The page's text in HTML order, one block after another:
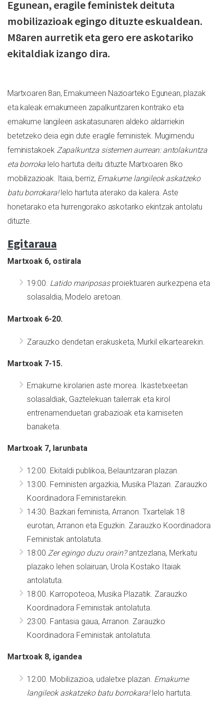
Egunean, eragile feministek deituta
mobilizazioak egingo dituzte eskualdean.
M8aren aurretik eta gero ere askotariko
ekitaldiak izango dira.
Martxoaren 8an, Emakumeen Nazioarteko Egunean, plazak
eta kaleak emakumeen zapalkuntzaren kontrako eta
emakume langileen askatasunaren aldeko aldarriekin
betetzeko deia egin dute eragile feministek. Mugimendu
feministakoek Zapalkuntza sistemen aurrean: antolakuntza
eta borroka lelo hartuta deitu dituzte Martxoaren 8ko
mobilizazioak. Itaia, berriz, Emakume langileok askatzeko
batu borrokara!lelo hartuta aterako da kalera. Aste
honetarako eta hurrengorako askotariko ekintzak antolatu
dituzte.
Egitaraua
Martxoak 6, ostirala
19:00. Latido mariposasproiektuaren aurkezpena eta
solasaldia, Modelo aretoan.
Martxoak 6-20.
Zarauzko dendetan erakusketa, Murkil elkartearekin.
Martxoak 7-15.
Emakume kirolarien aste morea. Ikastetxeetan
solasaldiak, Gaztelekuan tailerrak eta kirol
entrenamenduetan grabazioak eta kamiseten
banaketa.
Martxoak 7, larunbata
12:00. Ekitaldi publikoa, Belauntzaran plazan.
13:00. Feministen argazkia, Musika Plazan. Zarauzko
Koordinadora Feministarekin.
14:30. Bazkari feminista, Arranon. Txartelak 18
eurotan, Arranon eta Eguzkin. Zarauzko Koordinadora
Feministak antolatuta.
18:00.Zer egingo duzu orain?antzezlana, Merkatu
plazako lehen solairuan, Urola Kostako Itaiak
antolatuta.
18:00. Karropoteoa, Musika Plazatik. Zarauzko
Koordinadora Feministak antolatuta.
23:00. Fantasia gaua, Arranon. Zarauzko
Koordinadora Feministak antolatuta.
Martxoak 8, igandea
12:00. Mobilizazioa, udaletxe plazan. Emakume
langileok askatzeko batu borrokara!lelo hartuta.